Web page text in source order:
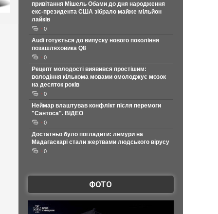
привітання Мішель Обами до дня народження
екс-президента США зібрало майже мільйон
лайків
0
Audi готується до випуску нового покоління
позашляховика Q8
0
Рецепт молодості виявився простішим:
володіння кількома мовами омолоджує мозок
на десяток років
0
Неймар влаштував конфлікт після перемоги
"Сантоса". ВІДЕО
0
Достатньо було погладити: лемури на
Мадагаскарі стали жертвами людського вірусу
0
ФОТО